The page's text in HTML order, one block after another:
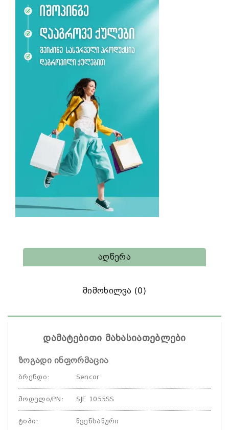
Აღწერა
Მიმოხილვა (0)
დამატებითი მახასიათებლები
ზოგადი ინფორმაცია
ბრენდი: Sencor
მოდელი/PN : SJE 1055SS
ტიპი: წვენსაწური